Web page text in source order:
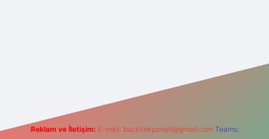
Reklam ve İletişim: E-mail: backlinkpaneli@gmail.com Teams: